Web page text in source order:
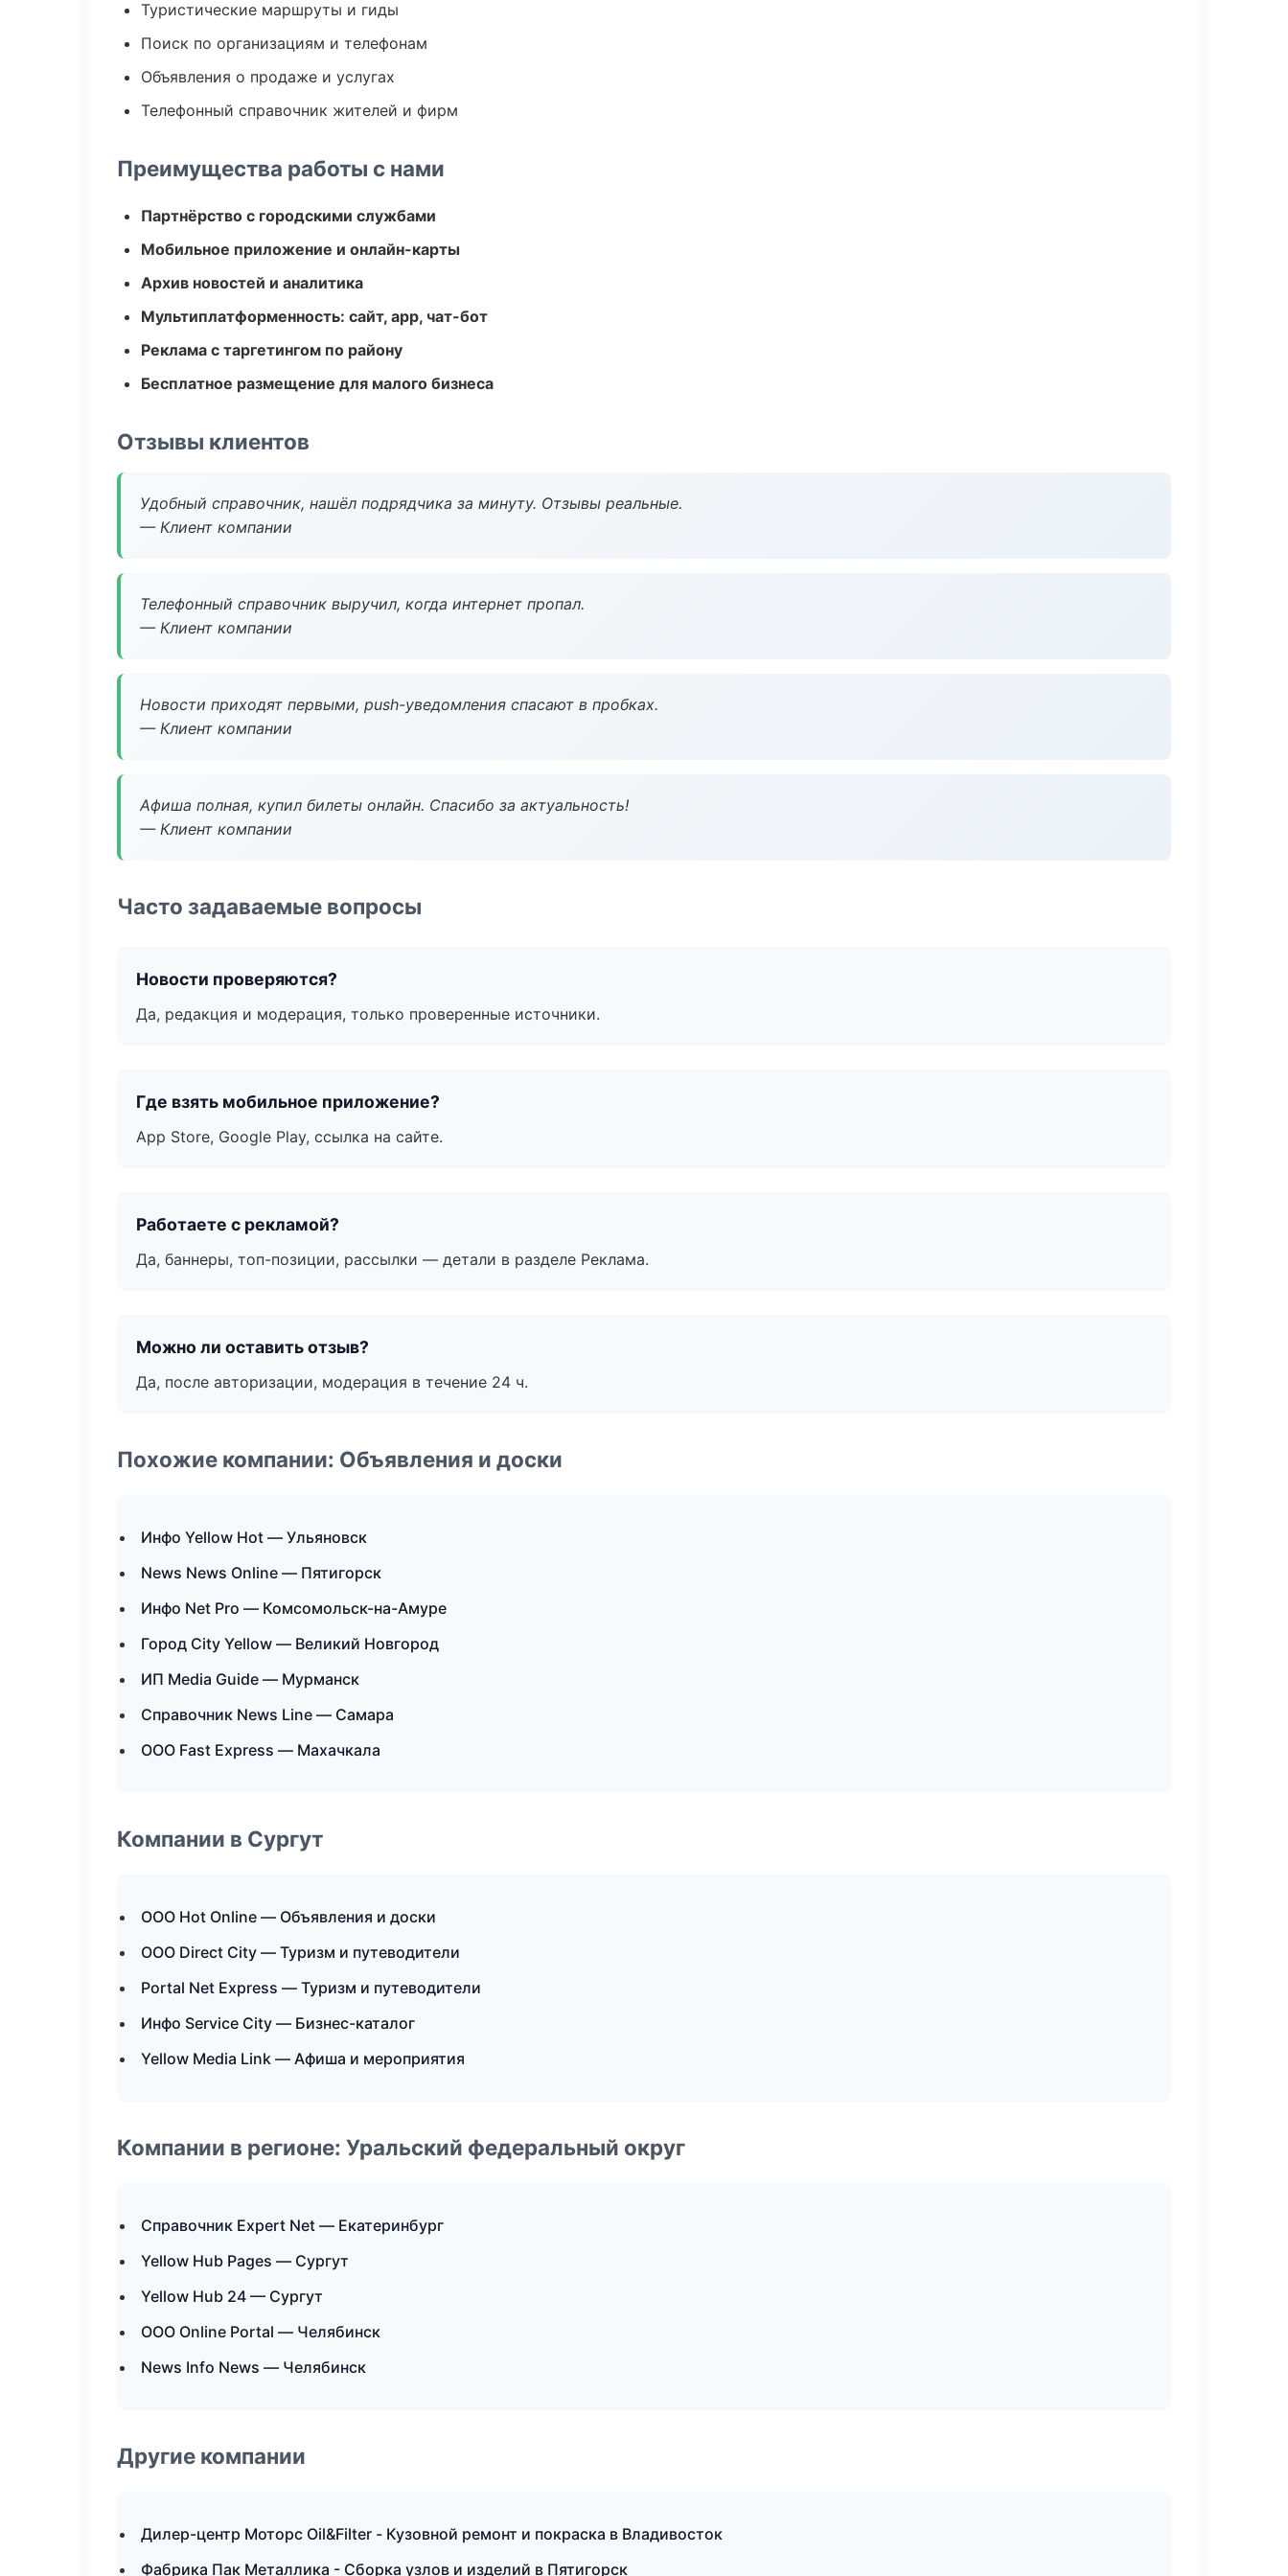
Туристические маршруты и гиды
Поиск по организациям и телефонам
Объявления о продаже и услугах
Телефонный справочник жителей и фирм
Преимущества работы с нами
Партнёрство с городскими службами
Мобильное приложение и онлайн-карты
Архив новостей и аналитика
Мультиплатформенность: сайт, app, чат-бот
Реклама с таргетингом по району
Бесплатное размещение для малого бизнеса
Отзывы клиентов
Удобный справочник, нашёл подрядчика за минуту. Отзывы реальные.
— Клиент компании
Телефонный справочник выручил, когда интернет пропал.
— Клиент компании
Новости приходят первыми, push-уведомления спасают в пробках.
— Клиент компании
Афиша полная, купил билеты онлайн. Спасибо за актуальность!
— Клиент компании
Часто задаваемые вопросы
Новости проверяются?
Да, редакция и модерация, только проверенные источники.
Где взять мобильное приложение?
App Store, Google Play, ссылка на сайте.
Работаете с рекламой?
Да, баннеры, топ-позиции, рассылки — детали в разделе Реклама.
Можно ли оставить отзыв?
Да, после авторизации, модерация в течение 24 ч.
Похожие компании: Объявления и доски
Инфо Yellow Hot — Ульяновск
News News Online — Пятигорск
Инфо Net Pro — Комсомольск-на-Амуре
Город City Yellow — Великий Новгород
ИП Media Guide — Мурманск
Справочник News Line — Самара
ООО Fast Express — Махачкала
Компании в Сургут
ООО Hot Online — Объявления и доски
ООО Direct City — Туризм и путеводители
Portal Net Express — Туризм и путеводители
Инфо Service City — Бизнес-каталог
Yellow Media Link — Афиша и мероприятия
Компании в регионе: Уральский федеральный округ
Справочник Expert Net — Екатеринбург
Yellow Hub Pages — Сургут
Yellow Hub 24 — Сургут
ООО Online Portal — Челябинск
News Info News — Челябинск
Другие компании
Дилер-центр Моторс Oil&Filter - Кузовной ремонт и покраска в Владивосток
Фабрика Пак Металлика - Сборка узлов и изделий в Пятигорск